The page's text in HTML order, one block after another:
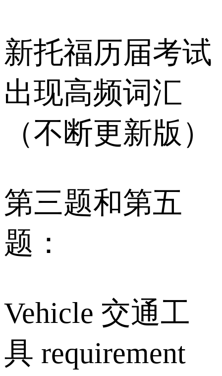
新托福历届考试
出现高频词汇
（不断更新版）
第三题和第五
题：
Vehicle 交通工
具 requirement